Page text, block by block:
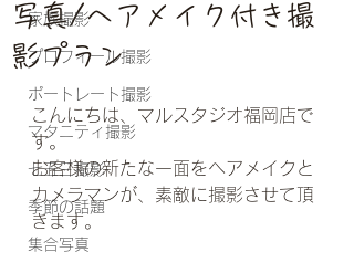
家族撮影
プロフィール撮影
ポートレート撮影
マタニティ撮影
七五三撮影
季節の話題
集合写真
写真/ヘアメイク付き撮
影プラン
こんにちは、マルスタジオ福岡店で
す。
お客様の新たな一面をヘアメイクと
カメラマンが、素敵に撮影させて頂
きます。